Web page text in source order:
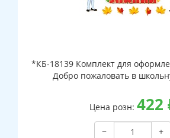
*КБ-18139 Комплект для
Добро пожаловать в
Цена розн: 422
−
+